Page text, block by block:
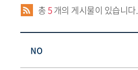
총5개의 게시물이 있습니다.
NO